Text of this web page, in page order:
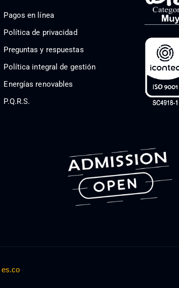
Pagos en línea
Política de privacidad
Preguntas y respuestas
Política integral de gestión
Energías renovables
P.Q.R.S.
es.co